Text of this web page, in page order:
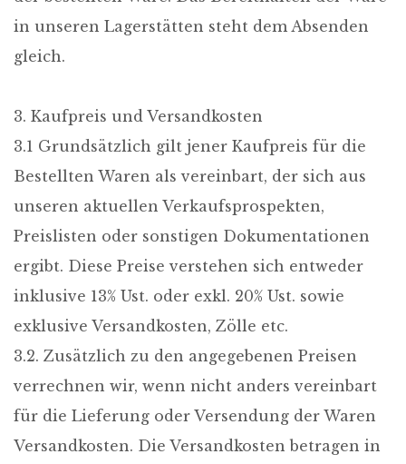
in unseren Lagerstätten steht dem Absenden
gleich.
3. Kaufpreis und Versandkosten
3.1 Grundsätzlich gilt jener Kaufpreis für die
Bestellten Waren als vereinbart, der sich aus
unseren aktuellen Verkaufsprospekten,
Preislisten oder sonstigen Dokumentationen
ergibt. Diese Preise verstehen sich entweder
inklusive 13% Ust. oder exkl. 20% Ust. sowie
exklusive Versandkosten, Zölle etc.
3.2. Zusätzlich zu den angegebenen Preisen
verrechnen wir, wenn nicht anders vereinbart
für die Lieferung oder Versendung der Waren
Versandkosten. Die Versandkosten betragen in